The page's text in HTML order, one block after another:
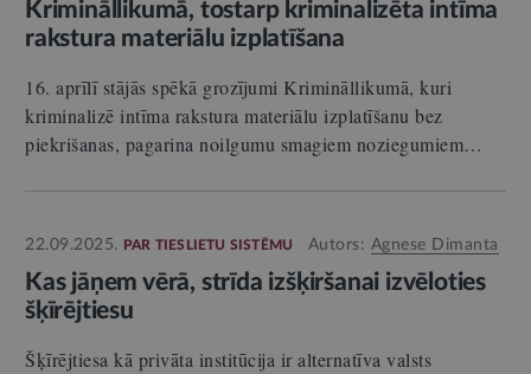
Krimināllikumā, tostarp kriminalizēta intīma
rakstura materiālu izplatīšana
16. aprīlī stājās spēkā grozījumi Krimināllikumā, kuri
kriminalizē intīma rakstura materiālu izplatīšanu bez
piekrišanas, pagarina noilgumu smagiem noziegumiem…
22.09.2025. PAR TIESLIETU SISTĒMU Autors: Agnese Dimanta
Kas jāņem vērā, strīda izšķiršanai izvēloties
šķīrējtiesu
Šķīrējtiesa kā privāta institūcija ir alternatīva valsts